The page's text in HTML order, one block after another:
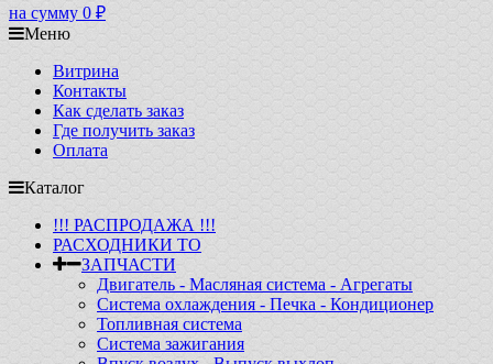
на сумму 0 ₽
Меню
Витрина
Контакты
Как сделать заказ
Где получить заказ
Оплата
Каталог
!!! РАСПРОДАЖА !!!
РАСХОДНИКИ ТО
ЗАПЧАСТИ
Двигатель - Масляная система - Агрегаты
Система охлаждения - Печка - Кондиционер
Топливная система
Система зажигания